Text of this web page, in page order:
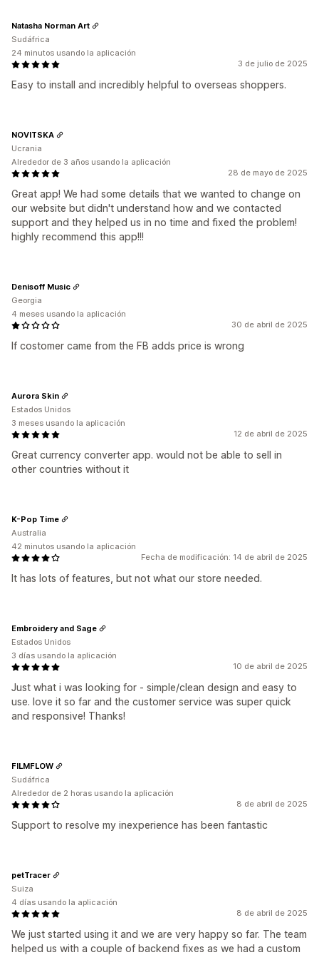
3 de julio de 2025
Easy to install and incredibly helpful to overseas shoppers.
Natasha Norman Art
Sudáfrica
24 minutos usando la aplicación
28 de mayo de 2025
Great app! We had some details that we wanted to change on
our website but didn't understand how and we contacted
support and they helped us in no time and fixed the problem!
highly recommend this app!!!
NOVITSKA
Ucrania
Alrededor de 3 años usando la aplicación
30 de abril de 2025
If costomer came from the FB adds price is wrong
Denisoff Music
Georgia
4 meses usando la aplicación
12 de abril de 2025
Great currency converter app. would not be able to sell in
other countries without it
Aurora Skin
Estados Unidos
3 meses usando la aplicación
Fecha de modificación: 14 de abril de 2025
It has lots of features, but not what our store needed.
K-Pop Time
Australia
42 minutos usando la aplicación
10 de abril de 2025
Just what i was looking for - simple/clean design and easy to
use. love it so far and the customer service was super quick
and responsive! Thanks!
Embroidery and Sage
Estados Unidos
3 días usando la aplicación
8 de abril de 2025
Support to resolve my inexperience has been fantastic
FILMFLOW
Sudáfrica
Alrededor de 2 horas usando la aplicación
8 de abril de 2025
We just started using it and we are very happy so far. The team
helped us with a couple of backend fixes as we had a custom
petTracer
Suiza
4 días usando la aplicación